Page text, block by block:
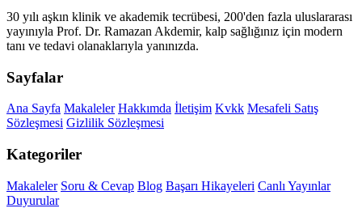
30 yılı aşkın klinik ve akademik tecrübesi, 200'den fazla uluslararası
yayınıyla Prof. Dr. Ramazan Akdemir, kalp sağlığınız için modern
tanı ve tedavi olanaklarıyla yanınızda.
Sayfalar
Ana Sayfa Makaleler Hakkımda İletişim Kvkk Mesafeli Satış
Sözleşmesi Gizlilik Sözleşmesi
Kategoriler
Makaleler Soru & Cevap Blog Başarı Hikayeleri Canlı Yayınlar
Duyurular